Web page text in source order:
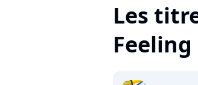
Les
Feeling